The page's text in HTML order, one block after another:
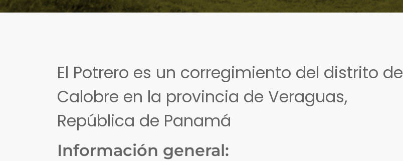
El Potrero es un corregimiento del distrito de
Calobre en la provincia de Veraguas,
República de Panamá
Información general: